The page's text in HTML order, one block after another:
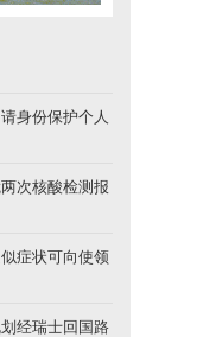
身份保护个人
次核酸检测报
症状可向使领
经瑞士回国路